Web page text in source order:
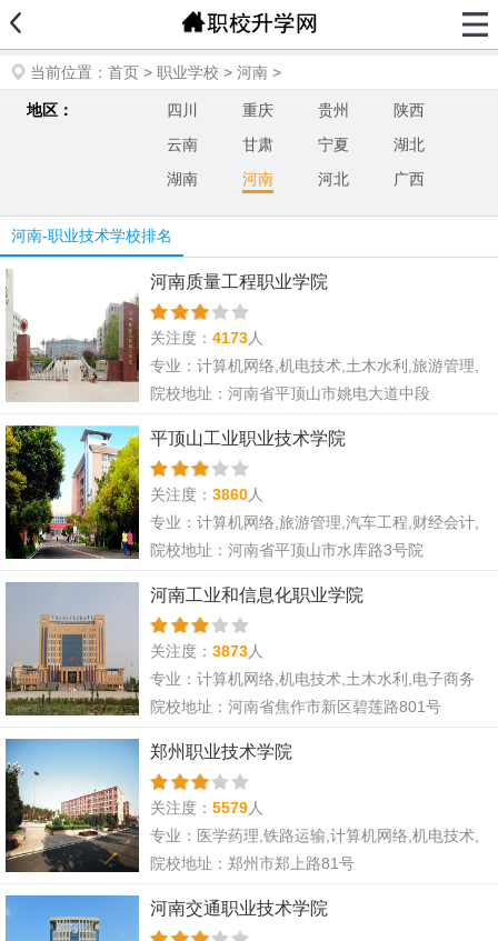
当前位置： 首页 > 职业学校 > 河南 >
地区： 四川 重庆 贵州
陕西
云南
甘肃 宁夏
湖北
湖南
河南 河北 广西
河南-职业技术学校排名
河南质量工程职业学院
关注度： 4173人
专业：计算机网络,机电技术,土木水利,旅游管理,
财经会计,电子商务,市场营销
院校地址：河南省平顶山市姚电大道中段
平顶山工业职业技术学院
关注度： 3860人
专业：计算机网络,旅游管理,汽车工程,财经会计,
服装设计,电子商务,市场营销,航空服务,烹饪技术,
音乐舞蹈
院校地址：河南省平顶山市水库路3号院
河南工业和信息化职业学院
关注度： 3873人
专业：计算机网络,机电技术,土木水利,电子商务
院校地址：河南省焦作市新区碧莲路801号
郑州职业技术学院
关注度： 5579人
专业：医学药理,铁路运输,计算机网络,机电技术,
汽车工程,财经会计,电子商务,市场营销
院校地址：郑州市郑上路81号
河南交通职业技术学院